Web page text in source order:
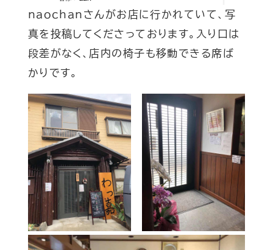
naochanさんがお店に行かれていて、写
真を投稿してくださっております。入り口は
段差がなく、店内の椅子も移動できる席ば
かりです。